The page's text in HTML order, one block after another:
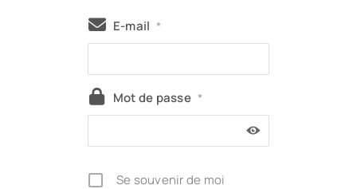
E-mail *
Mot de passe *
Se souvenir de moi